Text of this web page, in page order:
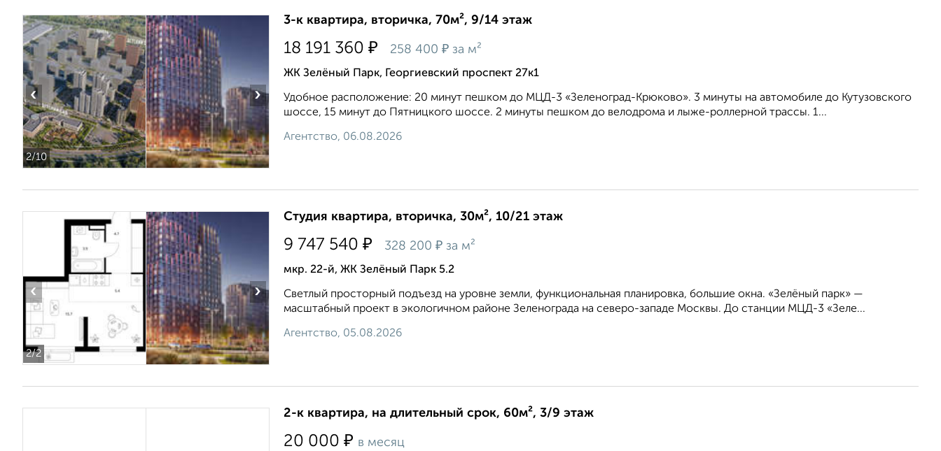
2/10
‹ ›
3-к квартира, вторичка, 70м², 9/14 этаж
18 191 360 ₽ 258 400 ₽ за м²
ЖК Зелёный Парк, Георгиевский проспект 27к1
Удобное расположение: 20 минут пешком до МЦД-3 «Зеленоград-Крюково». 3 минуты на автомобиле до Кутузовского
шоссе, 15 минут до Пятницкого шоссе. 2 минуты пешком до велодрома и лыже-роллерной трассы. 1...
Агентство, 06.08.2026
2/2
‹ ›
Студия квартира, вторичка, 30м², 10/21 этаж
9 747 540 ₽ 328 200 ₽ за м²
мкр. 22-й, ЖК Зелёный Парк 5.2
Светлый просторный подъезд на уровне земли, функциональная планировка, большие окна. «Зелёный парк» —
масштабный проект в экологичном районе Зеленограда на северо-западе Москвы. До станции МЦД-3 «Зеле...
Агентство, 05.08.2026
2-к квартира, на длительный срок, 60м², 3/9 этаж
20 000 ₽ в месяц